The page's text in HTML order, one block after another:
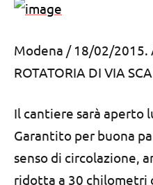
Modena / 18/02/2015.
ROTATORIA DI VIA
Il cantiere sarà aperto
Garantito per buona
senso di circolazione,
ridotta a 30 chilometri